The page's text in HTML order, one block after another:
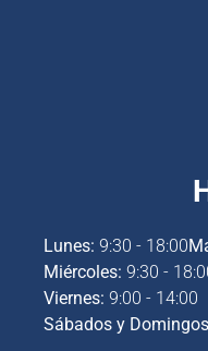
Lunes: 9:30 - 18:00
Miércoles: 9:30 -
Viernes: 9:00 - 14:00
Sábados y